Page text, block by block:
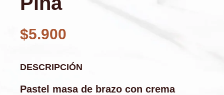
$5.900
DESCRIPCIÓN
Pastel masa de brazo con crema